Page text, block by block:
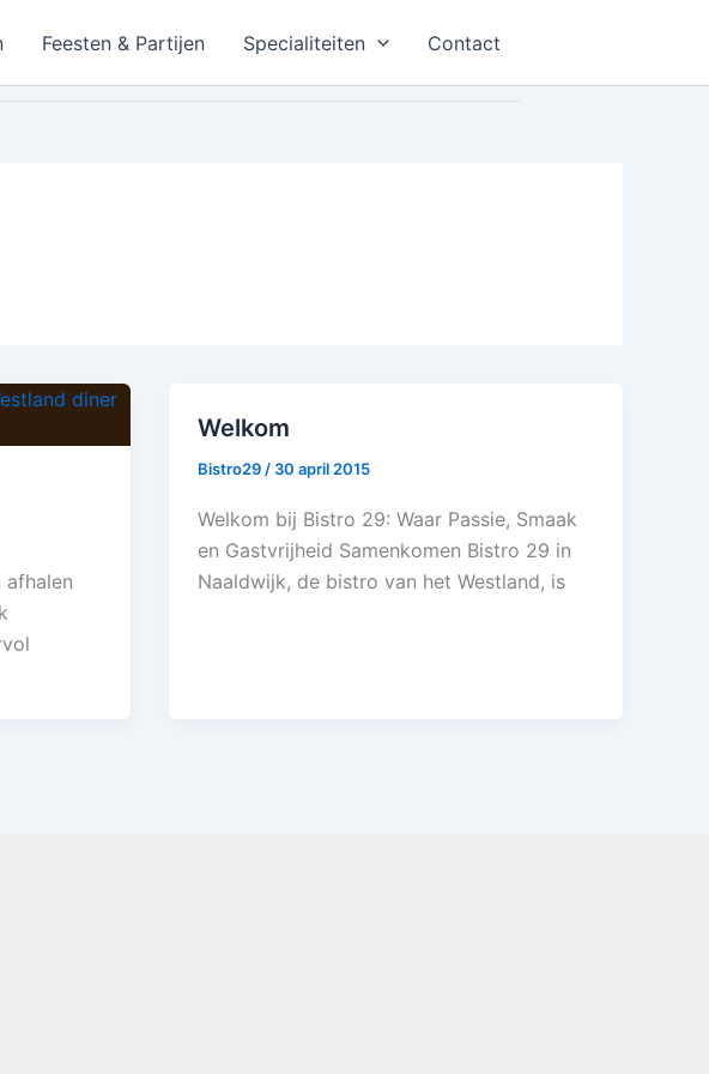
Feesten & Partijen Specialiteiten Contact
afhalen
Welkom
Bistro29 / 30 april 2015
Welkom bij Bistro 29: Waar Passie, Smaak
en Gastvrijheid Samenkomen Bistro 29 in
Naaldwijk, de bistro van het Westland, is